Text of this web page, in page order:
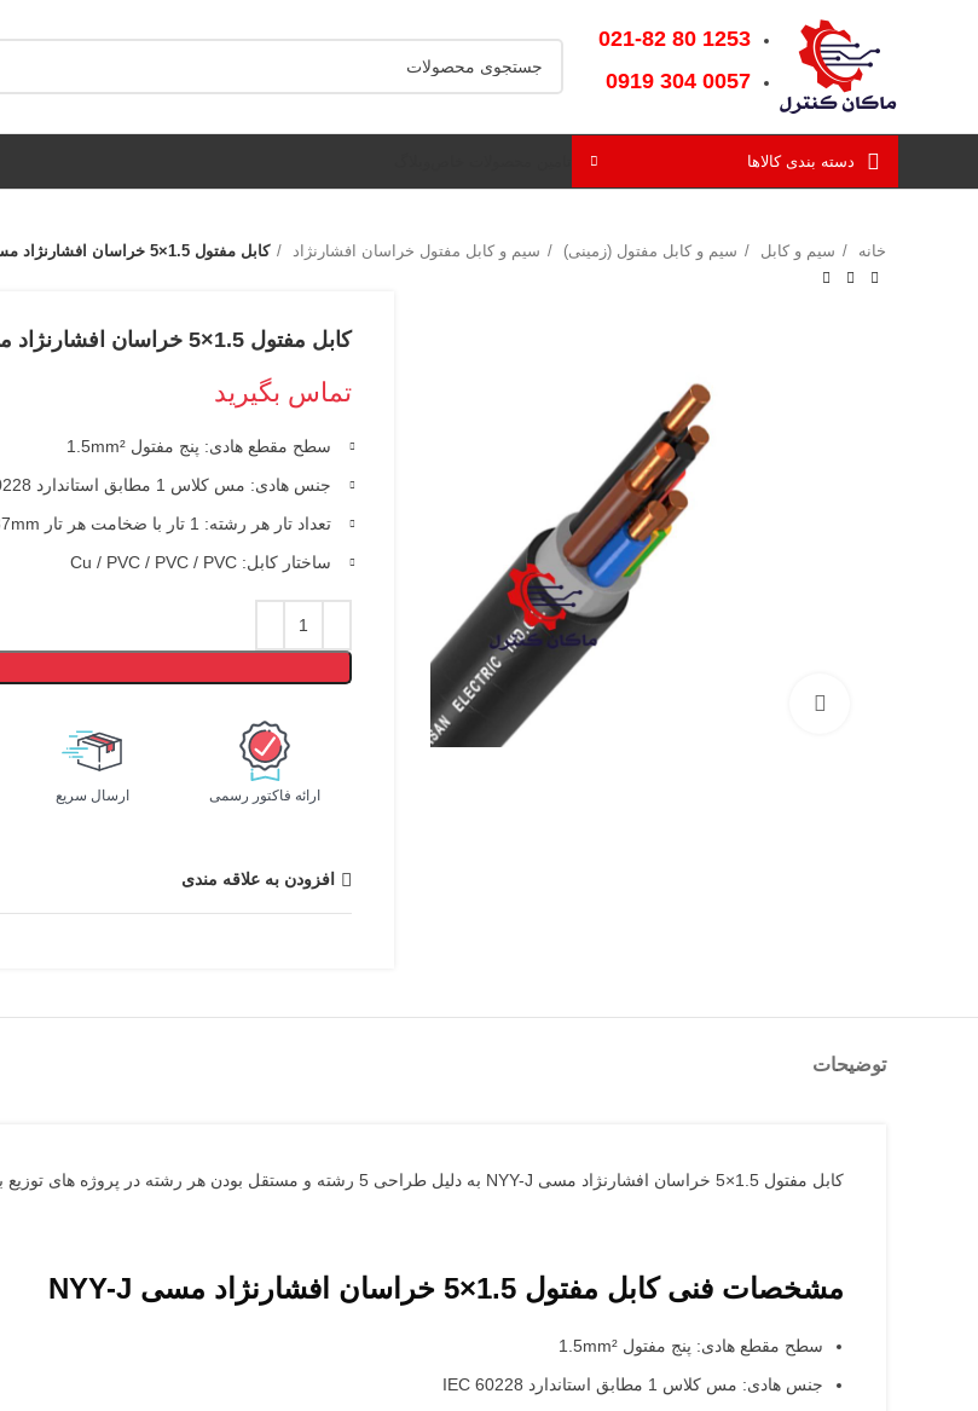
1253‌ 80‌ 021-82
0057‌ 304‌ 0919
دسته بندی کالاها
خانه سیم و کابل سیم و کابل مفتول (زمینی) سیم و کابل مفتول خراسان افشارنژاد کابل مفتول 1.5×5 خراسان افشارنژاد مسی NYY-J
کابل مفتول 1.5×5 خراسان افشارنژاد مسی NYY-J
تماس بگیرید
سطح مقطع هادی: پنج مفتول 1.5mm²
جنس هادی: مس کلاس 1 مطابق استاندارد IEC 60228
تعداد تار هر رشته: 1 تار با ضخامت هر تار 1.37mm
ساختار کابل: Cu / PVC / PVC / PVC
ارائه فاکتور رسمی ارسال سریع
افزودن به علاقه مندی
توضیحات
کابل مفتول 1.5×5 خراسان افشارنژاد مسی NYY-J به دلیل طراحی 5 رشته و مستقل بودن هر رشته در پروژه های توزیع برق و انتقال جریان بسیار پرکاربرد می باشد.
مشخصات فنی کابل مفتول 1.5×5 خراسان افشارنژاد مسی NYY-J
سطح مقطع هادی: پنج مفتول 1.5mm²
جنس هادی: مس کلاس 1 مطابق استاندارد IEC 60228